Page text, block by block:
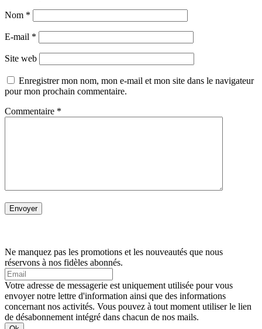
Nom *
E-mail *
Site web
Enregistrer mon nom, mon e-mail et mon site dans le navigateur
pour mon prochain commentaire.
Commentaire *
Ne manquez pas les promotions et les nouveautés que nous
réservons à nos fidèles abonnés.
Votre adresse de messagerie est uniquement utilisée pour vous
envoyer notre lettre d'information ainsi que des informations
concernant nos activités. Vous pouvez à tout moment utiliser le lien
de désabonnement intégré dans chacun de nos mails.